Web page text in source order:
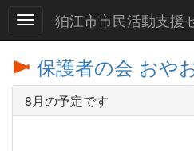
狛江市市民活動支援
保護者の会 おや
8月の予定です